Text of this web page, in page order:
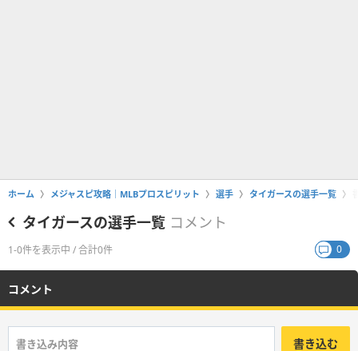
ホーム メジャスピ攻略｜MLBプロスピリット 選手 タイガースの選手一覧
タイガースの選手一覧 コメント
1-0件を表示中 / 合計0件 0
コメント
書き込む